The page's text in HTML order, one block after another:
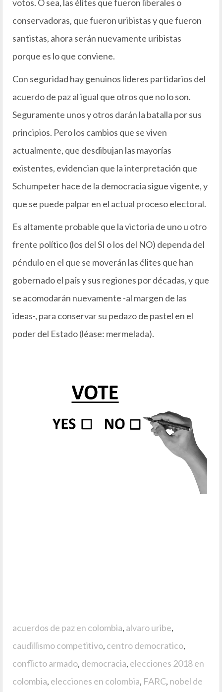
votos. O sea, las élites que fueron liberales o
conservadoras, que fueron uribistas y que fueron
santistas, ahora serán nuevamente uribistas
porque es lo que conviene.
Con seguridad hay genuinos líderes partidarios del
acuerdo de paz al igual que otros que no lo son.
Seguramente unos y otros darán la batalla por sus
principios. Pero los cambios que se viven
actualmente, que desdibujan las mayorías
existentes, evidencian que la interpretación que
Schumpeter hace de la democracia sigue vigente, y
que se puede palpar en el actual proceso electoral.
Es altamente probable que la victoria de uno u otro
frente político (los del SI o los del NO) dependa del
péndulo en el que se moverán las élites que han
gobernado el país y sus regiones por décadas, y que
se acomodarán nuevamente -al margen de las
ideas-, para conservar su pedazo de pastel en el
poder del Estado (léase: mermelada).
acuerdos de paz en colombia, alvaro uribe,
caudillismo competitivo, centro democratico,
conflicto armado, democracia, elecciones 2018 en
colombia, elecciones en colombia, FARC, nobel de